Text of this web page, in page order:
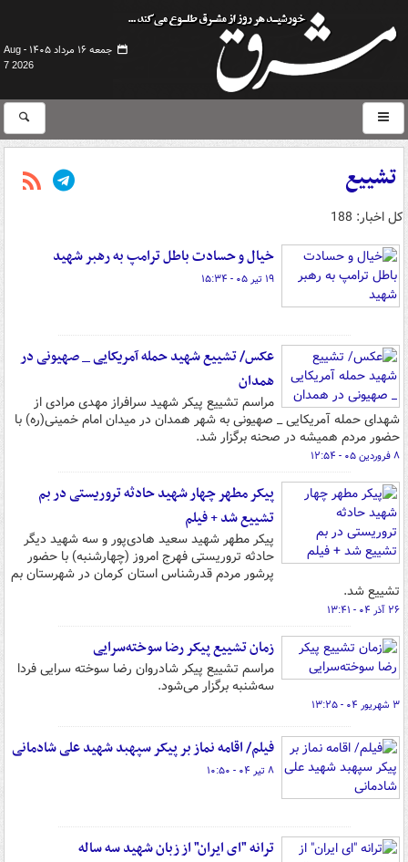
جمعه ۱۶ مرداد ۱۴۰۵ -
Aug
7 2026
تشییع
کل اخبار: 188
خیال و حسادت باطل ترامپ به رهبر شهید
۱۹ تیر ۰۵ - ۱۵:۳۴
عکس/ تشییع شهید حمله آمریکایی _ صهیونی در
همدان
مراسم تشییع پیکر شهید سرافراز مهدی مرادی از
شهدای حمله آمریکایی _ صهیونی به شهر همدان در میدان امام خمینی(ره) با
حضور مردم همیشه در صحنه برگزار شد.
۸ فروردین ۰۵ - ۱۲:۵۴
پیکر مطهر چهار شهید حادثه تروریستی در بم
تشییع شد + فیلم
پیکر مطهر شهید سعید هادی‌پور و سه شهید دیگر
حادثه تروریستی فهرج امروز (چهارشنبه) با حضور
پرشور مردم قدرشناس استان کرمان در شهرستان بم
تشییع شد.
۲۶ آذر ۰۴ - ۱۳:۴۱
زمان تشییع پیکر رضا سوخته‌سرایی
مراسم تشییع پیکر شادروان رضا سوخته سرایی فردا
سه‌شنبه برگزار می‌شود.
۳ شهریور ۰۴ - ۱۳:۲۵
فیلم/ اقامه نماز بر پیکر سپهبد شهید علی شادمانی
۸ تیر ۰۴ - ۱۰:۵۰
ترانه "ای ایران" از زبان شهید سه ساله‌